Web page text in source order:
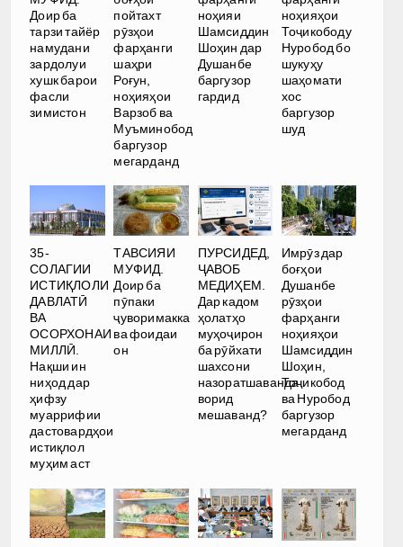
Доир ба
тарзи тайёр
намудани
зардолуи
хушк барои
фасли
зимистон
пойтахт
рӯзҳои
фарҳанги
шаҳри
Роғун,
ноҳияҳои
Варзоб ва
Муъминобод
баргузор
мегарданд
ноҳияи
Шамсиддин
Шоҳин дар
Душанбе
баргузор
гардид
ноҳияҳои
Тоҷикободу
Нуробод бо
шукуҳу
шаҳомати
хос
баргузор
шуд
35-
СОЛАГИИ
ИСТИҚЛОЛИ
ДАВЛАТӢ
ВА
ОСОРХОНАИ
МИЛЛӢ.
Нақши ин
ниҳод дар
ҳифзу
муаррифии
дастовардҳои
истиқлол
муҳим аст
ТАВСИЯИ
МУФИД.
Доир ба
пӯпаки
ҷуворимакка
ва фоидаи
он
ПУРСИДЕД,
ҶАВОБ
МЕДИҲЕМ.
Дар кадом
ҳолатҳо
муҳоҷирон
ба рӯйхати
шахсони
назоратшаванда
ворид
мешаванд?
Имрӯз дар
боғҳои
Душанбе
рӯзҳои
фарҳанги
ноҳияҳои
Шамсиддин
Шоҳин,
Тоҷикобод
ва Нуробод
баргузор
мегарданд